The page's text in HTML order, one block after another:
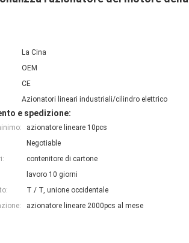
La Cina
OEM
CE
Azionatori lineari industriali/cilindro elettrico
e spedizione:
azionatore lineare 10pcs
Negotiable
contenitore di cartone
lavoro 10 giorni
T / T, unione occidentale
azionatore lineare 2000pcs al mese